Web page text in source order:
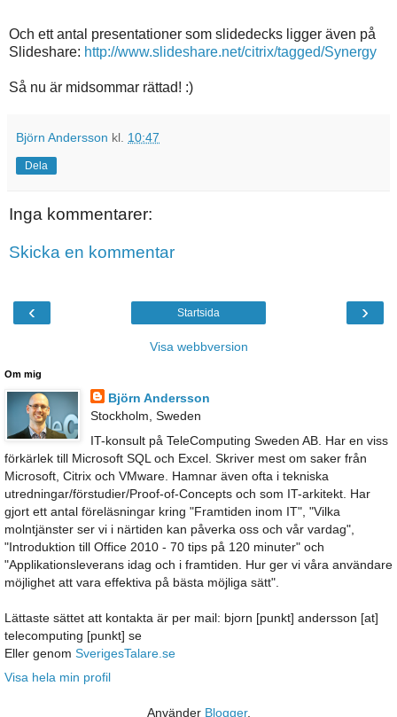
Och ett antal presentationer som slidedecks ligger även på
Slideshare: http://www.slideshare.net/citrix/tagged/Synergy
Så nu är midsommar rättad! :)
Björn Andersson kl. 10:47
Dela
Inga kommentarer:
Skicka en kommentar
‹ ›
Startsida
Visa webbversion
Om mig
Björn Andersson
Stockholm, Sweden
IT-konsult på TeleComputing Sweden AB. Har en viss
förkärlek till Microsoft SQL och Excel. Skriver mest om saker från
Microsoft, Citrix och VMware. Hamnar även ofta i tekniska
utredningar/förstudier/Proof-of-Concepts och som IT-arkitekt. Har
gjort ett antal föreläsningar kring "Framtiden inom IT", "Vilka
molntjänster ser vi i närtiden kan påverka oss och vår vardag",
"Introduktion till Office 2010 - 70 tips på 120 minuter" och
"Applikationsleverans idag och i framtiden. Hur ger vi våra användare
möjlighet att vara effektiva på bästa möjliga sätt".
Lättaste sättet att kontakta är per mail: bjorn [punkt] andersson [at]
telecomputing [punkt] se
Eller genom SverigesTalare.se
Visa hela min profil
Använder Blogger.